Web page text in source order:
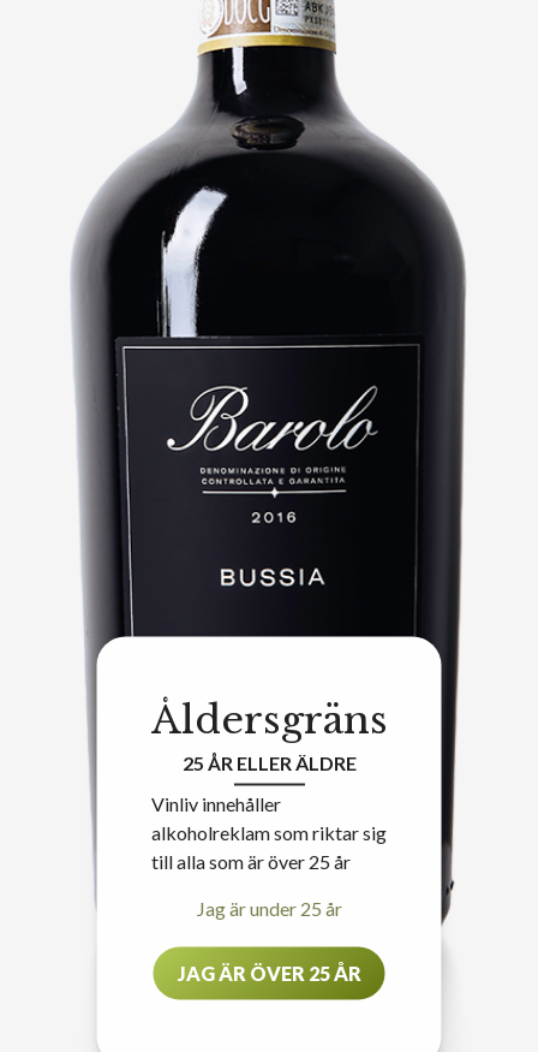
Åldersgräns
25 ÅR ELLER ÄLDRE
Vinliv innehåller
alkoholreklam som riktar sig
till alla som är över 25 år
Jag är under 25 år
JAG ÄR ÖVER 25 ÅR